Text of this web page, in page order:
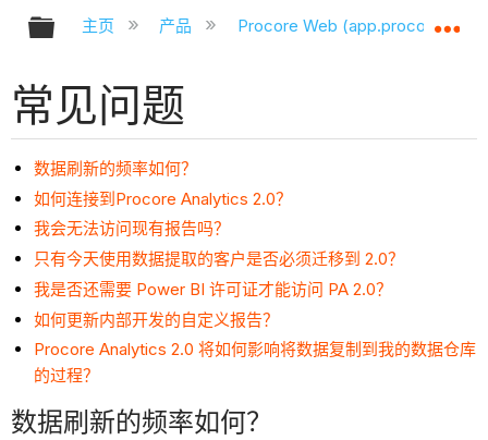
扩展/隐缩全局层次
主页 产品 Procore Web
常见问题
数据刷新的频率如何？
如何连接到Procore Analytics 2.0？
我会无法访问现有报告吗？
只有今天使用数据提取的客户是否必须迁移到 2.0？
我是否还需要 Power BI 许可证才能访问 PA 2.0？
如何更新内部开发的自定义报告？
Procore Analytics 2.0 将如何影响将数据复制到我的数据仓库
的过程？
数据刷新的频率如何？